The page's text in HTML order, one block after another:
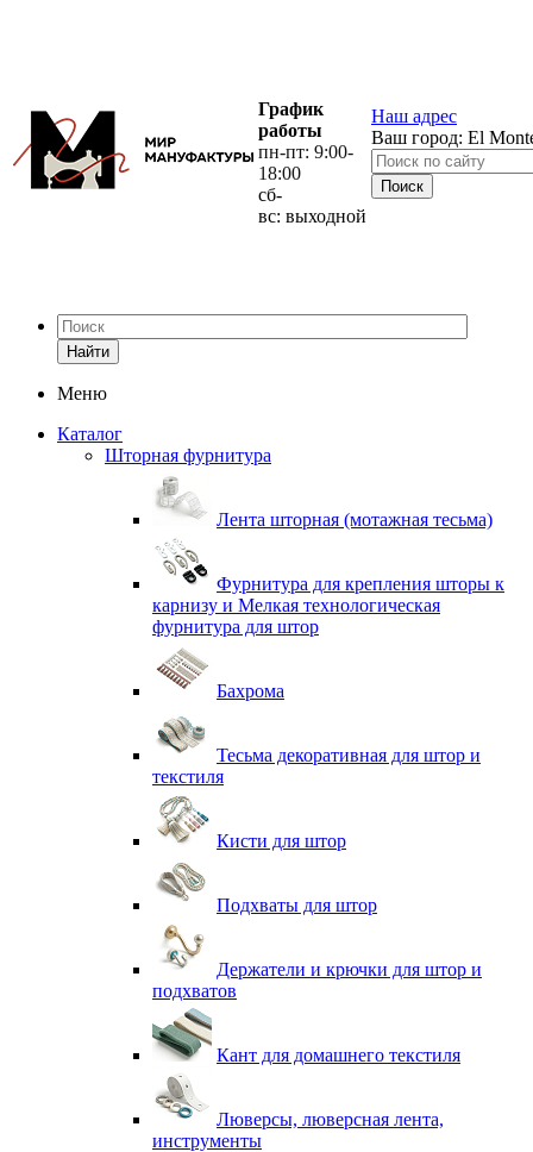
График
работы
пн-пт: 9:00-
18:00
сб-
вс: выходной
Наш адрес
Ваш город: El
Найти
Меню
Каталог
Шторная фурнитура
Лента шторная (мотажная тесьма)
Фурнитура для крепления шторы к
карнизу и Мелкая технологическая
фурнитура для штор
Бахрома
Тесьма декоративная для штор и
текстиля
Кисти для штор
Подхваты для штор
Держатели и крючки для штор и
подхватов
Кант для домашнего текстиля
Люверсы, люверсная лента,
инструменты